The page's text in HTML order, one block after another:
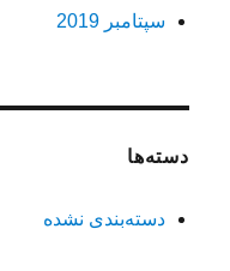
سپتامبر 2019
دسته‌ها
دسته‌بندی نشده